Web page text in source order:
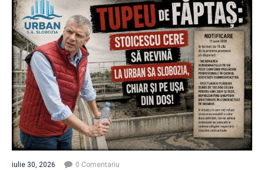
iulie 30, 2026 0 Comentariu